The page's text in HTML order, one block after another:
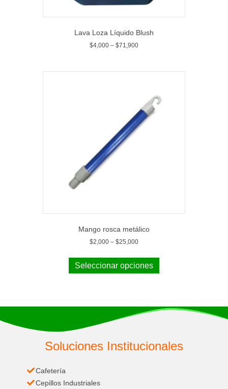
Lava Loza Líquido Blush
$4,000 – $71,900
Mango rosca metálico
$2,000 – $25,000
Seleccionar opciones
Soluciones Institucionales
Cafetería
Cepillos Industriales